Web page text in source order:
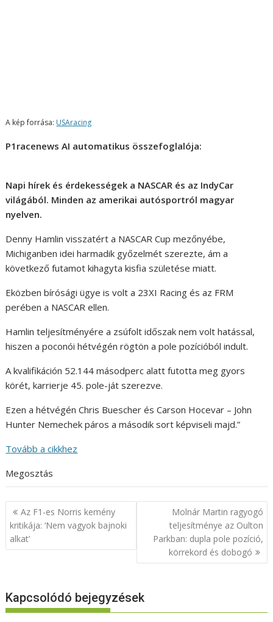
A kép forrása: USAracing
P1racenews AI automatikus összefoglalója:
Napi hírek és érdekességek a NASCAR és az IndyCar
világából. Minden az amerikai autósportról magyar
nyelven.
Denny Hamlin visszatért a NASCAR Cup mezőnyébe,
Michiganben idei harmadik győzelmét szerezte, ám a
következő futamot kihagyta kisfia születése miatt.
Eközben bírósági ügye is volt a 23XI Racing és az FRM
perében a NASCAR ellen.
Hamlin teljesítményére a zsúfolt időszak nem volt hatással,
hiszen a poconói hétvégén rögtön a pole pozícióból indult.
A kvalifikáción 52.144 másodperc alatt futotta meg gyors
körét, karrierje 45. pole-ját szerezve.
Ezen a hétvégén Chris Buescher és Carson Hocevar – John
Hunter Nemechek páros a második sort képviseli majd.”
Tovább a cikkhez
Megosztás
Bejegyzés
navigáció
Az F1-es Norris kemény
kritikája: ‘Nem vagyok bajnoki
alkat’
Molnár Martin ragyogó
teljesítménye az Oulton
Parkban: dupla pole pozíció,
körrekord és dobogó
Kapcsolódó bejegyzések